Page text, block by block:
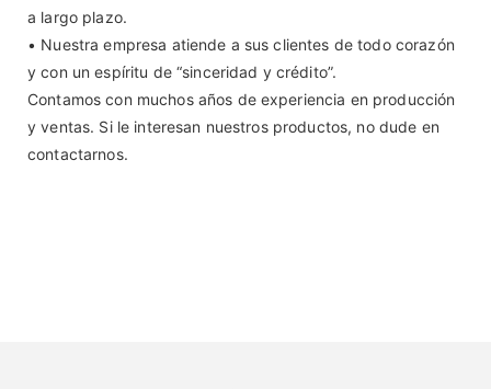
a largo plazo.
• Nuestra empresa atiende a sus clientes de todo corazón
y con un espíritu de “sinceridad y crédito”.
Contamos con muchos años de experiencia en producción
y ventas. Si le interesan nuestros productos, no dude en
contactarnos.